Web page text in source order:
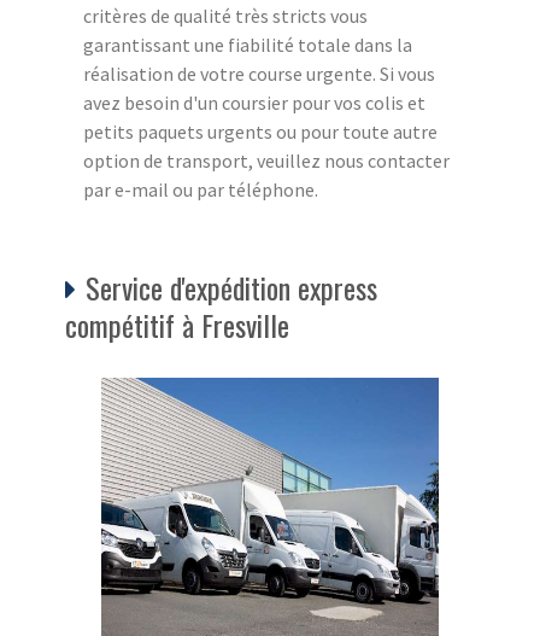
critères de qualité très stricts vous
garantissant une fiabilité totale dans la
réalisation de votre course urgente. Si vous
avez besoin d'un coursier pour vos colis et
petits paquets urgents ou pour toute autre
option de transport, veuillez nous contacter
par e-mail ou par téléphone.
Service d'expédition express
compétitif à Fresville